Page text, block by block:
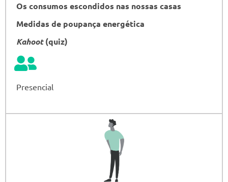
Os consumos escondidos nas nossas casas
Medidas de poupança energética
Kahoot(quiz)
Presencial